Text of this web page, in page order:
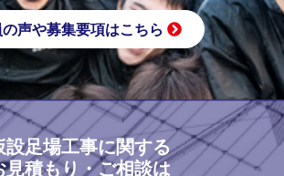
声や募集要項はこちら
設足場工事に関する
見積もり・ご相談は